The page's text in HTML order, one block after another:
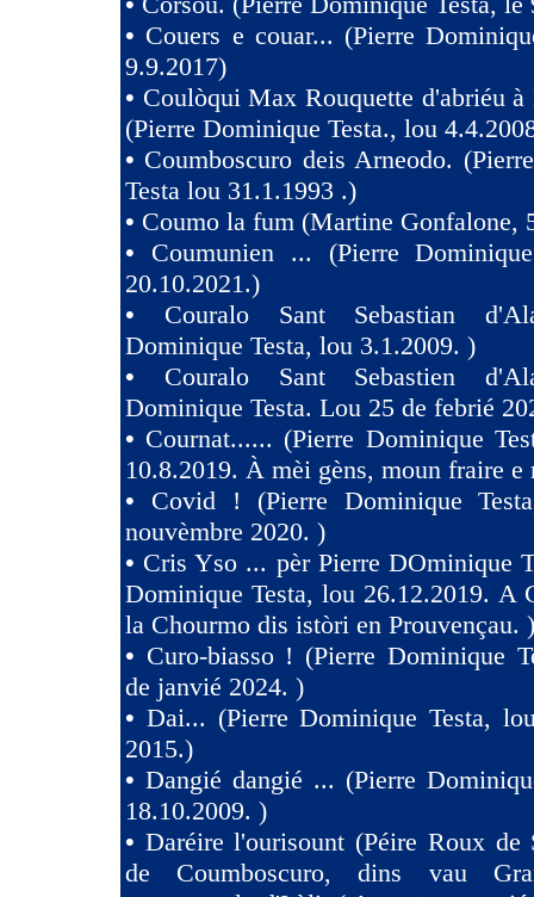
• Couers e couar... (Pierre
9.9.2017)
• Coulòqui Max Rouquette d'abriéu
(Pierre Dominique Testa., lou
• Coumboscuro deis Arneodo.
Testa lou 31.1.1993 .)
• Coumo la fum (Martine Gonfalone,
• Coumunien ... (Pierre
20.10.2021.)
• Couralo Sant Sebastian
Dominique Testa, lou 3.1.2009. )
• Couralo Sant Sebastien
Dominique Testa. Lou 25 de febrié
• Cournat...... (Pierre Dominique
10.8.2019. À mèi gèns, moun fraire e
• Covid ! (Pierre Dominique
nouvèmbre 2020. )
• Cris Yso ... pèr Pierre DOminique
Dominique Testa, lou 26.12.2019. A
la Chourmo dis istòri en Prouvençau. )
• Curo-biasso ! (Pierre Dominique
de janvié 2024. )
• Dai... (Pierre Dominique Testa,
2015.)
• Dangié dangié ... (Pierre
18.10.2009. )
• Daréire l'ourisount (Péire Roux de
de Coumboscuro, dins vau